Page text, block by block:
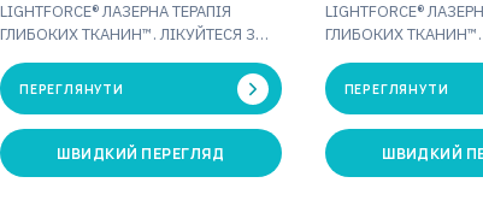
LIGHTFORCE® ЛАЗЕРНА ТЕРАПІЯ
ГЛИБОКИХ ТКАНИН™. ЛІКУЙТЕСЯ З
LightForce® відомі в усьому світі
інноваційними…
ПЕРЕГЛЯНУТИ
ШВИДКИЙ ПЕРЕГЛЯД
LIGHTFORCE®
ГЛИБОКИХ ТКАНИН™.
LightForce® відомі в
інноваційними…
ПЕРЕГЛЯНУТИ
ШВИДКИЙ